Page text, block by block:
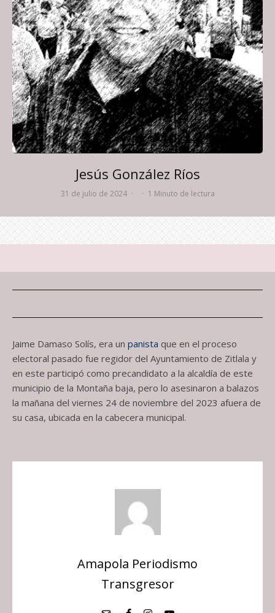
Jesús González Ríos
31 de julio de 2024 · · 1 Minuto de lectura
Jaime Dámaso Solís
Amapola Periodismo Transgresor · Candidatos
·
Jaime Damaso Solís, era un panista que en el proceso
electoral pasado fue regidor del Ayuntamiento de Zitlala y
en este participó como precandidato a la alcaldía de este
municipio de la Montaña baja, pero lo asesinaron a balazos
la mañana del viernes 24 de noviembre del 2023 afuera de
su casa, ubicada en la cabecera municipal.
Amapola Periodismo
Transgresor